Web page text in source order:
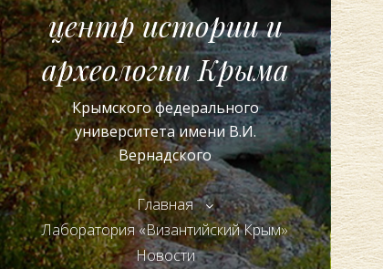
центр истории и
археологии Крыма
Крымского федерального
университета имени В.И.
Вернадского
Главная
Лаборатория «Византийский Крым»
Новости